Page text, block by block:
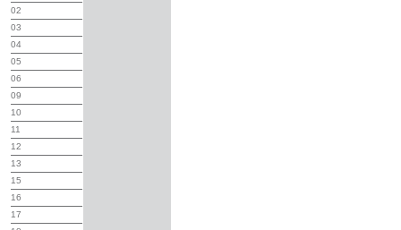
02
03
04
05
06
09
10
11
12
13
15
16
17